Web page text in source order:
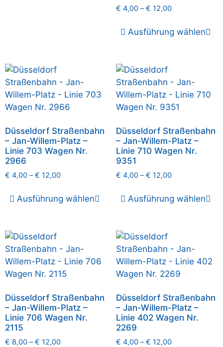
€ 4,00–€ 12,00
Ausführung wählen
Düsseldorf Straßenbahn
– Jan-Willem-Platz –
Linie 703 Wagen Nr.
2966
€ 4,00 –€ 12,00
Ausführung wählen
Düsseldorf Straßenbahn
– Jan-Willem-Platz –
Linie 710 Wagen Nr.
9351
€ 4,00–€ 12,00
Ausführung wählen
Düsseldorf Straßenbahn
– Jan-Willem-Platz –
Linie 706 Wagen Nr.
2115
€ 8,00 –€ 12,00
Düsseldorf Straßenbahn
– Jan-Willem-Platz –
Linie 402 Wagen Nr.
2269
€ 4,00–€ 12,00